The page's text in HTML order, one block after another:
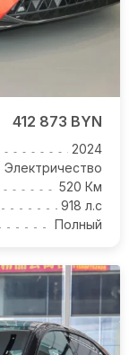
412 873 BYN
2024
Электричество
520 Км
918 л.с
Полный